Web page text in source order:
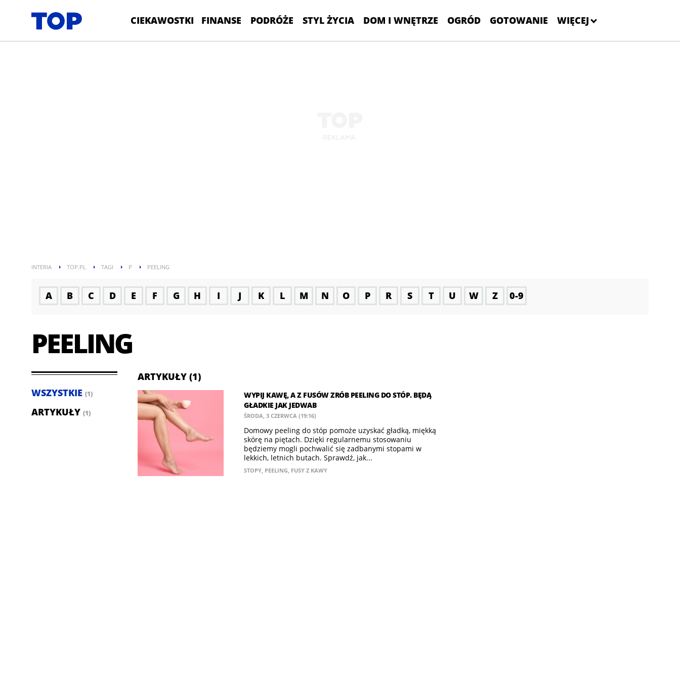
CIEKAWOSTKI FINANSE PODRÓŻE STYL ŻYCIA DOM I WNĘTRZE OGRÓD GOTOWANIE WIĘCEJ
INTERIA TOP.PL TAGI P PEELING
A B C D E F G H I J K L M N O P R S T U W Z 0-9
PEELING
WSZYSTKIE (1)
ARTYKUŁY (1)
ARTYKUŁY (1)
WYPIJ KAWĘ, A Z FUSÓW ZRÓB PEELING DO STÓP. BĘDĄ
GŁADKIE JAK JEDWAB
ŚRODA, 3 CZERWCA (19:16)
Domowy peeling do stóp pomoże uzyskać gładką, miękką
skórę na piętach. Dzięki regularnemu stosowaniu
będziemy mogli pochwalić się zadbanymi stopami w
lekkich, letnich butach. Sprawdź, jak...
STOPY, PEELING, FUSY Z KAWY